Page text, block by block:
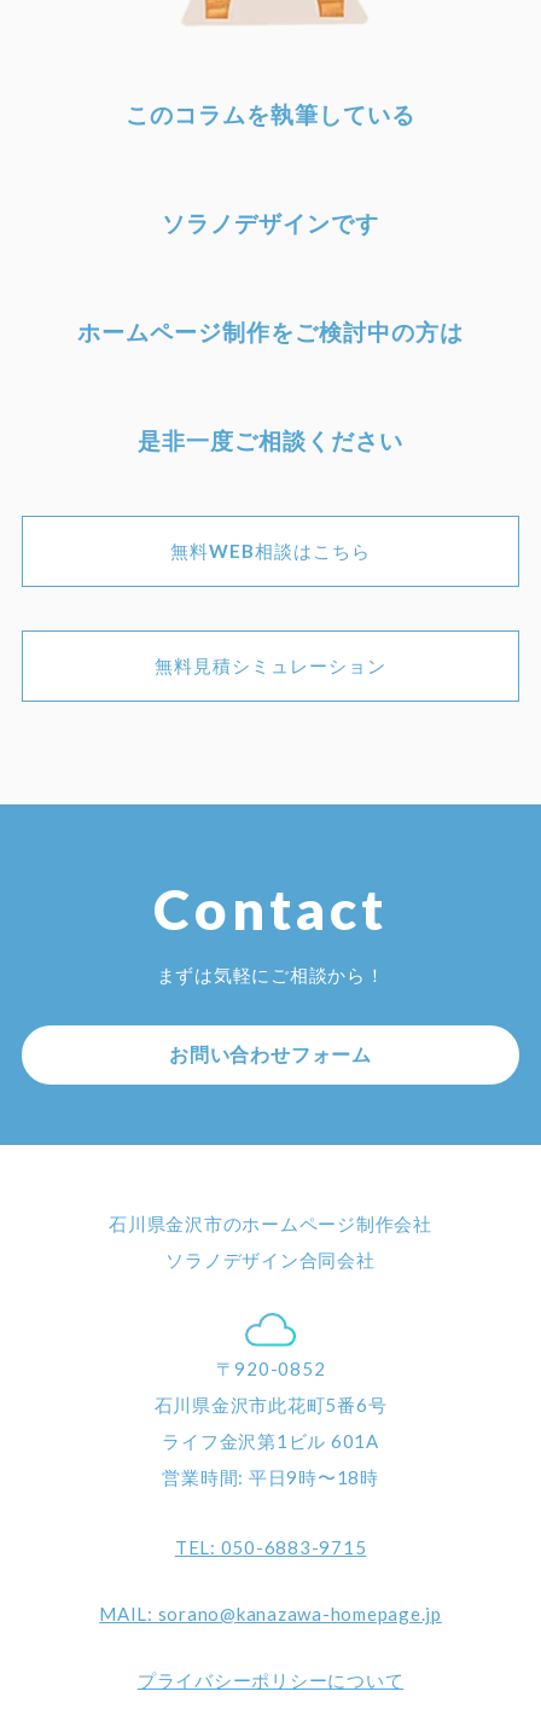
このコラムを執筆している
ソラノデザインです
ホームページ制作をご検討中の方は
是非一度ご相談ください
無料WEB相談はこちら
無料見積シミュレーション
Contact
まずは気軽にご相談から！
お問い合わせフォーム
石川県金沢市のホームページ制作会社
ソラノデザイン合同会社
〒920-0852
石川県金沢市此花町5番6号
ライフ金沢第1ビル 601A
営業時間: 平日9時〜18時
TEL: 050-6883-9715
MAIL: sorano@kanazawa-homepage.jp
プライバシーポリシーについて